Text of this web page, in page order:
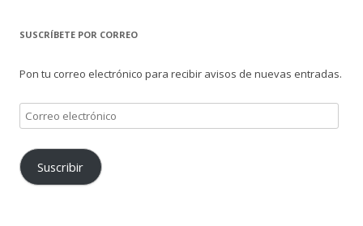
SUSCRÍBETE POR CORREO
Pon tu correo electrónico para recibir avisos de nuevas entradas.
Correo
electrónico
Suscribir